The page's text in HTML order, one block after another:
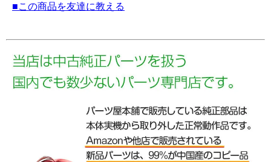
■この商品を友達に教える